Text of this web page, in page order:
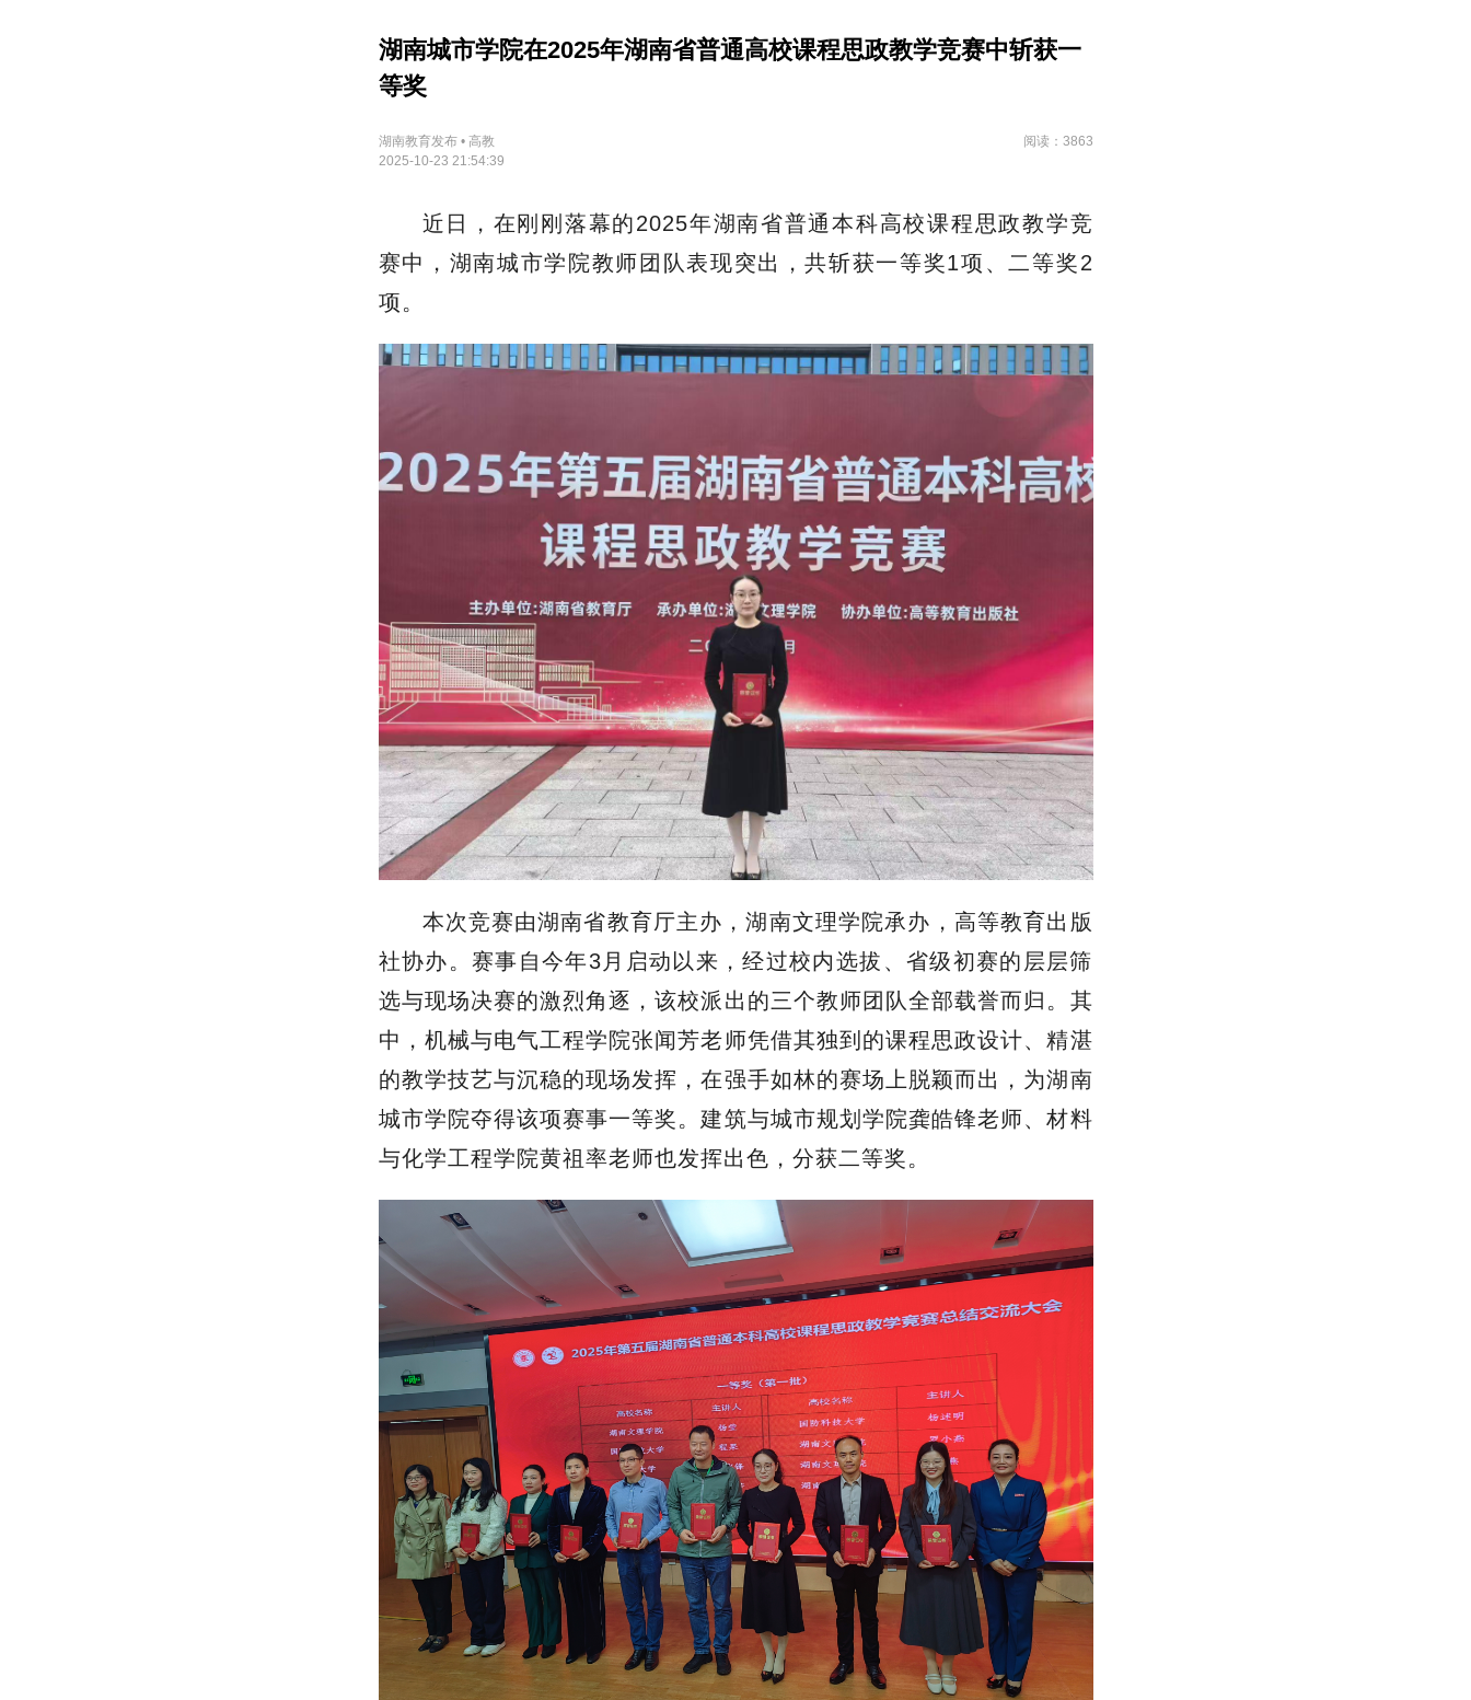
湖南城市学院在2025年湖南省普通高校课程思政教学竞赛中斩获一
等奖
湖南教育发布 • 高教
阅读：3863
2025-10-23 21:54:39
近日，在刚刚落幕的2025年湖南省普通本科高校课程思政教学竞
赛中，湖南城市学院教师团队表现突出，共斩获一等奖1项、二等奖2
项。
本次竞赛由湖南省教育厅主办，湖南文理学院承办，高等教育出版
社协办。赛事自今年3月启动以来，经过校内选拔、省级初赛的层层筛
选与现场决赛的激烈角逐，该校派出的三个教师团队全部载誉而归。其
中，机械与电气工程学院张闻芳老师凭借其独到的课程思政设计、精湛
的教学技艺与沉稳的现场发挥，在强手如林的赛场上脱颖而出，为湖南
城市学院夺得该项赛事一等奖。建筑与城市规划学院龚皓锋老师、材料
与化学工程学院黄祖率老师也发挥出色，分获二等奖。